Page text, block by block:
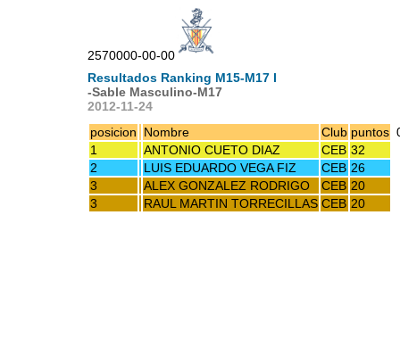
2570000-00-00
Resultados Ranking M15-M17 I
-Sable Masculino-M17
2012-11-24
posicion
Nombre Club puntos
1
ANTONIO CUETO DIAZ CEB 32
2
LUIS EDUARDO VEGA FIZ CEB 26
3
ALEX GONZALEZ RODRIGO CEB 20
3
RAUL MARTIN TORRECILLAS CEB 20